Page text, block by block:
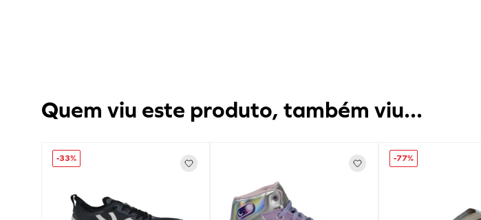
Quem viu este produto, também viu...
-33% -77%